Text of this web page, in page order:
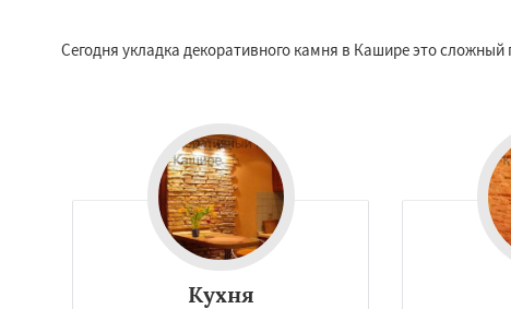
Сегодня укладка декоративного камня в Кашире это
Кухня